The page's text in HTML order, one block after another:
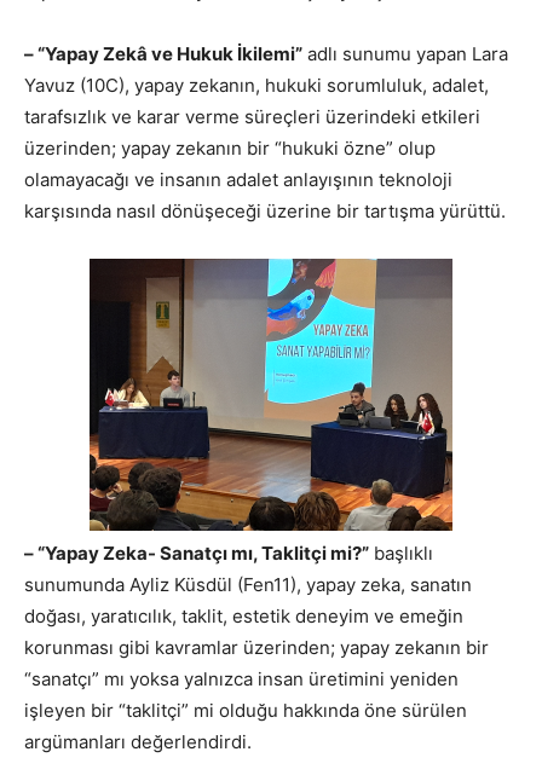
– “YapayZekâ ve Hukuk İkilemi” adlı sunumu yapan Lara
Yavuz (10C), yapay zekanın, hukuki sorumluluk, adalet,
tarafsızlık ve karar verme süreçleri üzerindeki etkileri
üzerinden; yapay zekanın bir “hukuki özne” olup
olamayacağı ve insanın adalet anlayışının teknoloji
karşısında nasıl dönüşeceği üzerine bir tartışma yürüttü.
– “Yapay Zeka- Sanatçı mı, Taklitçi mi?” başlıklı
sunumunda Ayliz Küsdül (Fen11), yapay zeka, sanatın
doğası, yaratıcılık, taklit, estetik deneyim ve emeğin
korunması gibi kavramlar üzerinden; yapay zekanın bir
“sanatçı” mı yoksa yalnızca insan üretimini yeniden
işleyen bir “taklitçi” mi olduğu hakkında öne sürülen
argümanları değerlendirdi.